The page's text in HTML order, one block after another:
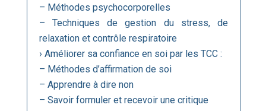
– Méthodes psychocorporelles
– Techniques de gestion du stress, de
relaxation et contrôle respiratoire
› Améliorer sa confiance en soi par les TCC :
– Méthodes d’affirmation de soi
– Apprendre à dire non
– Savoir formuler et recevoir une critique